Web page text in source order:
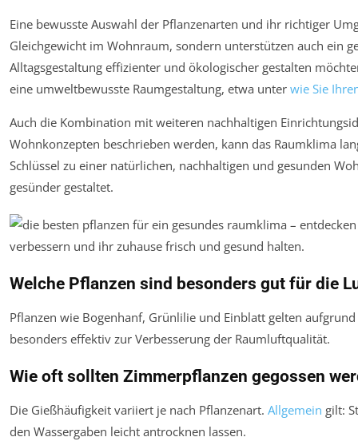
Eine bewusste Auswahl der Pflanzenarten und ihr richtiger
Gleichgewicht im Wohnraum, sondern unterstützen auch ein
Alltagsgestaltung effizienter und ökologischer gestalten
eine umweltbewusste Raumgestaltung, etwa unter wie Sie
Auch die Kombination mit weiteren nachhaltigen
Wohnkonzepten beschrieben werden, kann das Raumklima
Schlüssel zu einer natürlichen, nachhaltigen und gesunden
gesünder gestaltet.
Welche Pflanzen sind besonders gut für die
Pflanzen wie Bogenhanf, Grünlilie und Einblatt gelten
besonders effektiv zur Verbesserung der Raumluftqualität.
Wie oft sollten Zimmerpflanzen gegossen
Die Gießhäufigkeit variiert je nach Pflanzenart. Allgemein gilt:
den Wassergaben leicht antrocknen lassen.